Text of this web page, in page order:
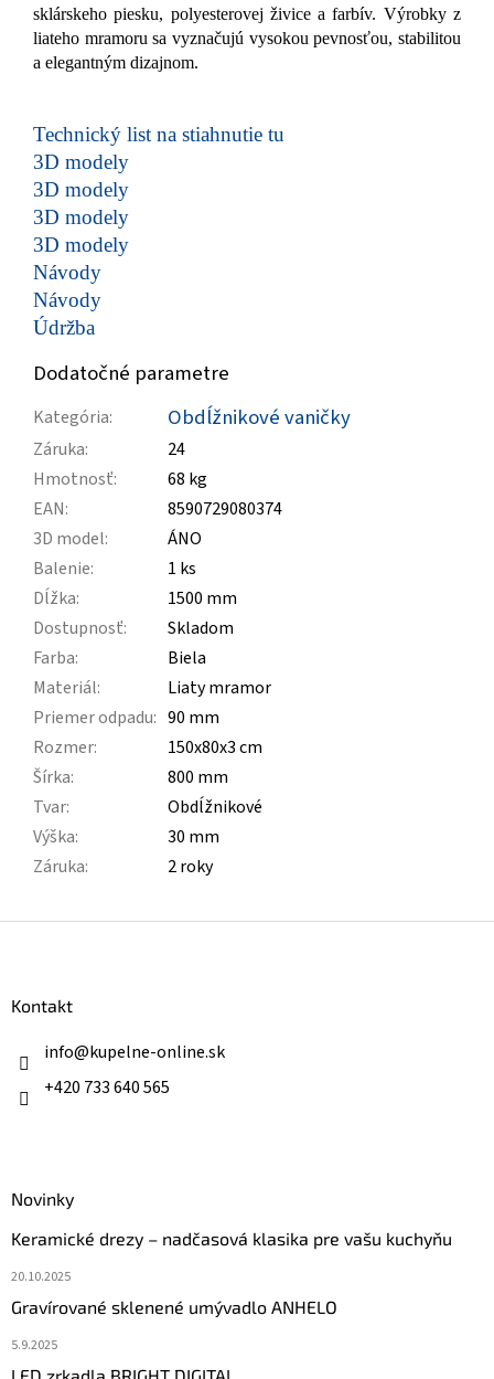
sklárskeho piesku, polyesterovej živice a farbív. Výrobky z
liateho mramoru sa vyznačujú vysokou pevnosťou, stabilitou
a elegantným dizajnom.
Technický list na stiahnutie tu
3D modely
3D modely
3D modely
3D modely
Návody
Návody
Údržba
Dodatočné parametre
Kategória: Obdĺžnikové vaničky
Záruka:
24
Hmotnosť:
68 kg
EAN:
8590729080374
3D model:
ÁNO
Balenie:
1 ks
Dĺžka:
1500 mm
Dostupnosť:
Skladom
Farba:
Biela
Materiál:
Liaty mramor
Priemer odpadu: 90 mm
Rozmer:
150x80x3 cm
Šírka:
800 mm
Tvar:
Obdĺžnikové
Výška:
30 mm
Záruka: 2 roky
Kontakt
info@kupelne-online.sk
+420 733 640 565
Novinky
Keramické drezy – nadčasová klasika pre vašu kuchyňu
20.10.2025
Gravírované sklenené umývadlo ANHELO
5.9.2025